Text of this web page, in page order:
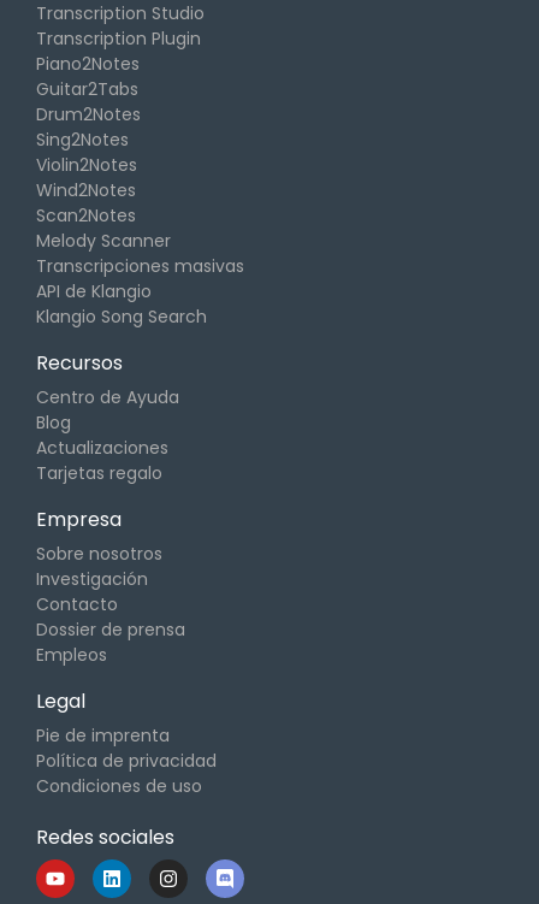
Transcription Studio
Transcription Plugin
Piano2Notes
Guitar2Tabs
Drum2Notes
Sing2Notes
Violin2Notes
Wind2Notes
Scan2Notes
Melody Scanner
Transcripciones masivas
API de Klangio
Klangio Song Search
Recursos
Centro de Ayuda
Blog
Actualizaciones
Tarjetas regalo
Empresa
Sobre nosotros
Investigación
Contacto
Dossier de prensa
Empleos
Legal
Pie de imprenta
Política de privacidad
Condiciones de uso
Redes sociales